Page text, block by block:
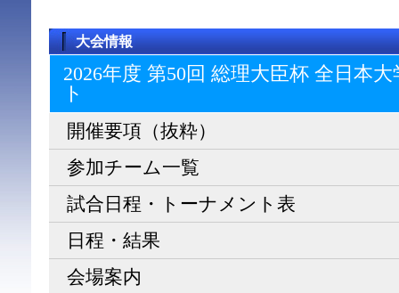
大会情報
2026年度 第50回 総理大臣杯 全日本
ト
開催要項（抜粋）
参加チーム一覧
試合日程・トーナメント表
日程・結果
会場案内